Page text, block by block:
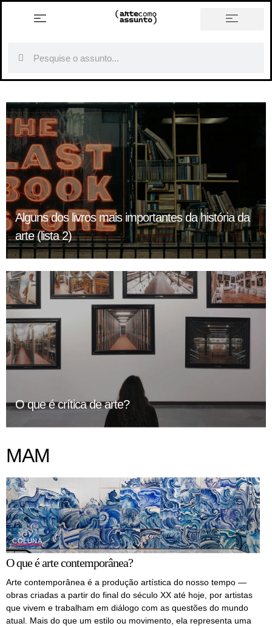
Alguns dos livros mais importantes da história da
arte (lista 2)
O que é crítica de arte?
MAM
COLUNA
O que é arte contemporânea?
Arte contemporânea é a produção artística do nosso tempo —
obras criadas a partir do final do século XX até hoje, por artistas
que vivem e trabalham em diálogo com as questões do mundo
atual. Mais do que um estilo ou movimento, ela representa uma